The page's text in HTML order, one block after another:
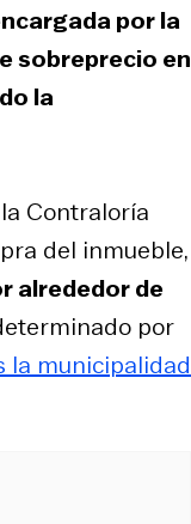
por la
sobreprecio en
la
Contraloría
del inmueble,
alrededor de
por
la municipalidad